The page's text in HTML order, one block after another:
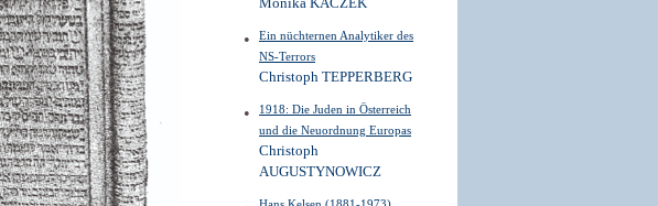
Monika KACZEK
Ein nüchternen Analytiker des
NS-Terrors
Christoph TEPPERBERG
1918: Die Juden in Österreich
und die Neuordnung Europas
Christoph
AUGUSTYNOWICZ